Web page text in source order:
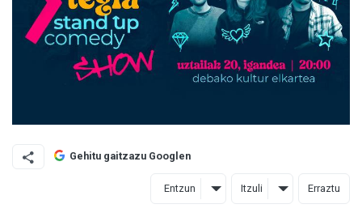
Gehitu gaitzazu Googlen
Entzun Itzuli Erraztu